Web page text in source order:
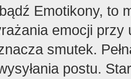
Emotikony, to
emocji
smutek.
postu.